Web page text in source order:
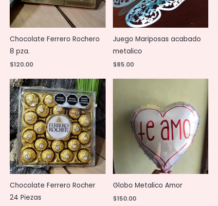
Chocolate Ferrero Rochero
8 pza.
$120.00
Juego Mariposas acabado
metalico
$85.00
Chocolate Ferrero Rocher
24 Piezas
Globo Metalico Amor
$150.00